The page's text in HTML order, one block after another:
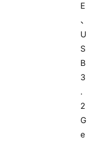
E
、
U
S
B
3
.
2
G
e